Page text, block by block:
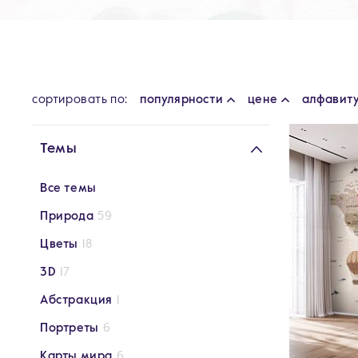
cортировать по: популярности цене
Темы
Все темы
Природа 59
Цветы 18
3D 17
Абстракция
Портреты 6